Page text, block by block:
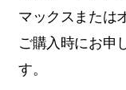
マックスまたは
ご購入時にお申
す。